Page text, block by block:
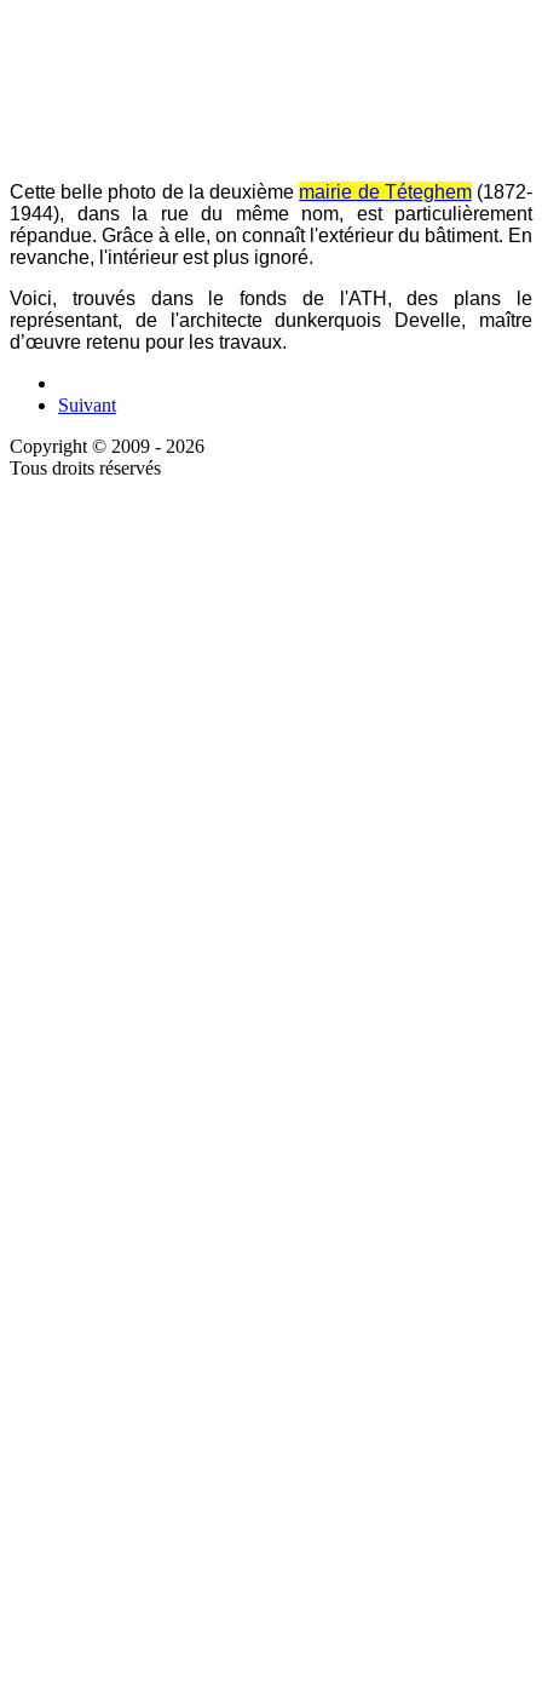
Cette belle photo de la deuxième mairie de Téteghem(1872-
1944), dans la rue du même nom, est particulièrement
répandue. Grâce à elle, on connaît l'extérieur du bâtiment. En
revanche, l'intérieur est plus ignoré.
Voici, trouvés dans le fonds de l'ATH, des plans le
représentant, de l'architecte dunkerquois Develle, maître
d’œuvre retenu pour les travaux.
Suivant
Copyright © 2009 - 2026
Tous droits réservés